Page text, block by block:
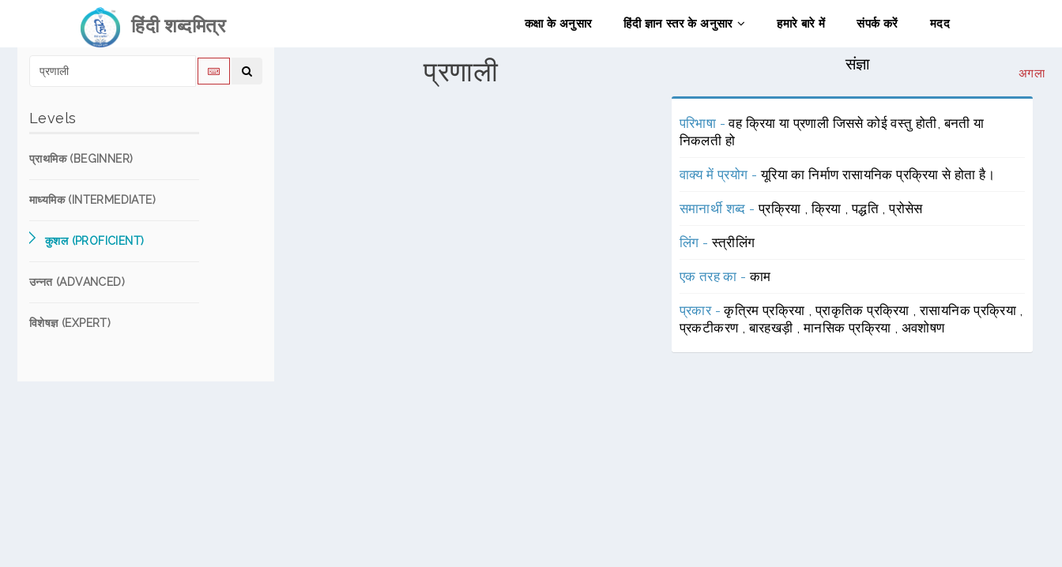
हिंदी शब्दमित्र कक्षा के अनुसार हिंदी ज्ञान स्तर के अनुसार हमारे बारे में संपर्क करें मदद
Levels
प्राथमिक (BEGINNER)
माध्यमिक (INTERMEDIATE)
कुशल (PROFICIENT)
उन्नत (ADVANCED)
विशेषज्ञ (EXPERT)
प्रणाली संज्ञा
अगला
परिभाषा -वह क्रिया या प्रणाली जिससे कोई वस्तु होती, बनती या
निकलती हो
वाक्य में प्रयोग -यूरिया का निर्माण रासायनिक प्रक्रिया से होता है।
समानार्थी शब्द -प्रक्रिया ,क्रिया ,पद्धति ,प्रोसेस
लिंग -स्त्रीलिंग
एक तरह का -काम
प्रकार -कृत्रिम प्रक्रिया ,प्राकृतिक प्रक्रिया ,रासायनिक प्रक्रिया ,
प्रकटीकरण ,बारहखड़ी ,मानसिक प्रक्रिया , अवशोषण